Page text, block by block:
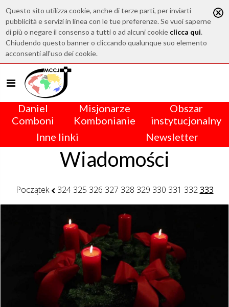
Questo sito utilizza cookie, anche di terze parti, per inviarti
pubblicità e servizi in linea con le tue preferenze. Se vuoi saperne
di più o negare il consenso a tutti o ad alcuni cookie clicca qui.
Chiudendo questo banner o cliccando qualunque suo elemento
acconsenti all'uso dei cookie.
Daniel
Comboni
Misjonarze
Kombonianie
Obszar
instytucjonalny
Inne linki
Newsletter
Wiadomości
Początek 324 325 326 327 328 329 330 331 332 333